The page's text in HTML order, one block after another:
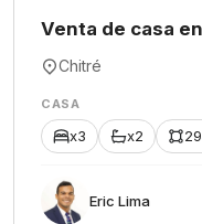
Venta de casa
Chitré
CASA
x3 x2
Eric Lima